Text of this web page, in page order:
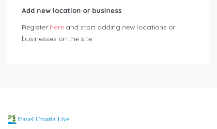
Add new location or business
Register here and start adding new locations or
businesses on the site.